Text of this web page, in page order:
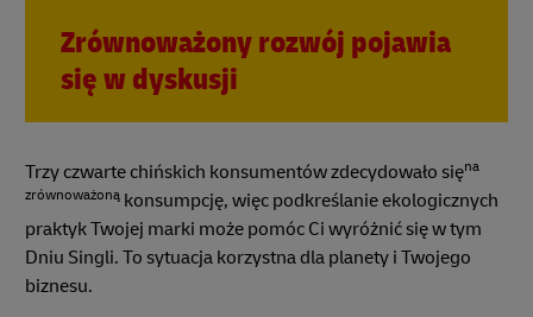
Zrównoważony rozwój pojawia
się w dyskusji
Trzy czwarte chińskich konsumentów zdecydowało sięna
zrównoważoną konsumpcję, więc podkreślanie ekologicznych
praktyk Twojej marki może pomóc Ci wyróżnić się w tym
Dniu Singli. To sytuacja korzystna dla planety i Twojego
biznesu.